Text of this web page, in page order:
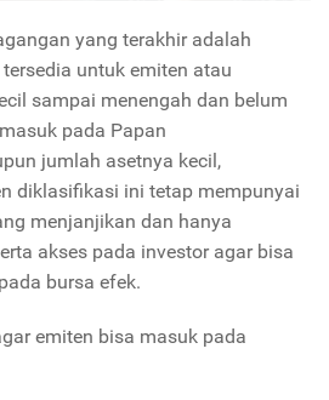
yang terakhir adalah
untuk emiten atau
sampai menengah dan belum
pada Papan
jumlah asetnya kecil,
diklasifikasi ini tetap mempunyai
menjanjikan dan hanya
akses pada investor agar bisa
bursa efek.
emiten bisa masuk pada